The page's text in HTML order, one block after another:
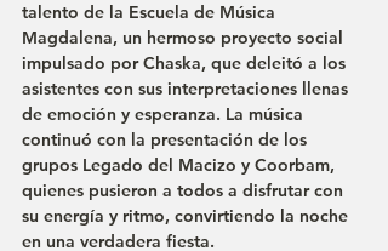
talento de la Escuela de Música
Magdalena, un hermoso proyecto social
impulsado por Chaska, que deleitó a los
asistentes con sus interpretaciones llenas
de emoción y esperanza. La música
continuó con la presentación de los
grupos Legado del Macizo y Coorbam,
quienes pusieron a todos a disfrutar con
su energía y ritmo, convirtiendo la noche
en una verdadera fiesta.